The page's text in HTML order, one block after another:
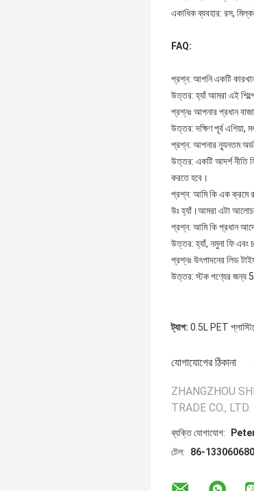
একাধিক ব্যবহার: রস,
FAQ:
প্রশ্ন: আপনি একটি
উত্তর: হ্যাঁ আমরা এই
প্রশ্নঃ আপনার প্রধান
উত্তর: দক্ষিণ পূর্ব এশিয়া,
প্রশ্ন: আপনার ন্যূনতম
উত্তর: একটি আদর্শ নীতি
করতে হবে।
প্রশ্ন: আমি কি এক ক্রমে
উঃ হ্যাঁ।আমরা এটা
প্রশ্ন: আমি কি প্রধান
উত্তর: হ্যাঁ, নমুনা ফি এবং
প্রশ্নঃ উৎপাদনের লিড
উত্তর: স্টক পণ্যের জন্য 5
ট্যাগ: 0.5L PET
যোগাযোগের ঠিকানা
ZHANGZHOU
TRADE CO., LTD.
ব্যক্তি যোগাযোগ:
টেল:
86-